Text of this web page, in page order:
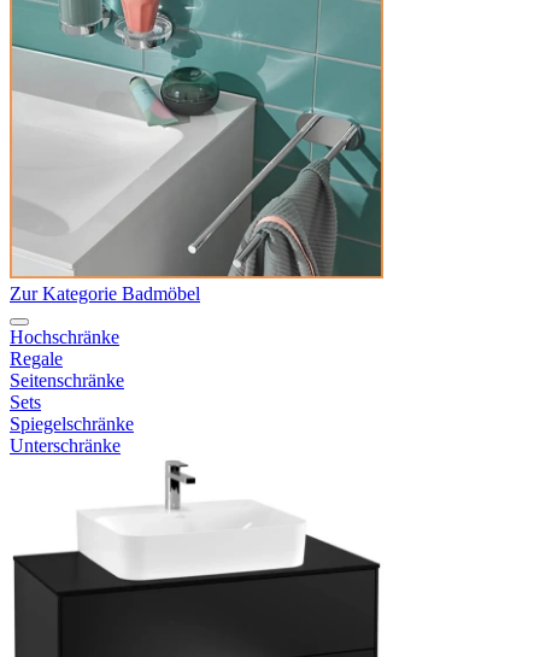
Zur Kategorie Badmöbel
Hochschränke
Regale
Seitenschränke
Sets
Spiegelschränke
Unterschränke